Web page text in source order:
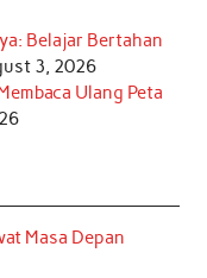
Belajar Bertahan
3, 2026
Ulang Peta
Masa Depan